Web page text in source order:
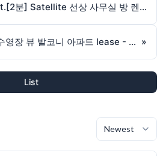
**둘루스 107번 Exit.[2분] Satellite 선상 사무실 방 렌트 합니다 (2 Available )
카터스빌 1B 1Bath, 수영장 뷰 발코니 아파트 lease - $1600 디파짓 드립니다. »
List